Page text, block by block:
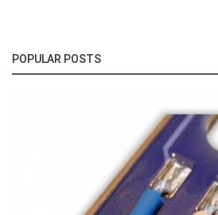
POPULAR POSTS